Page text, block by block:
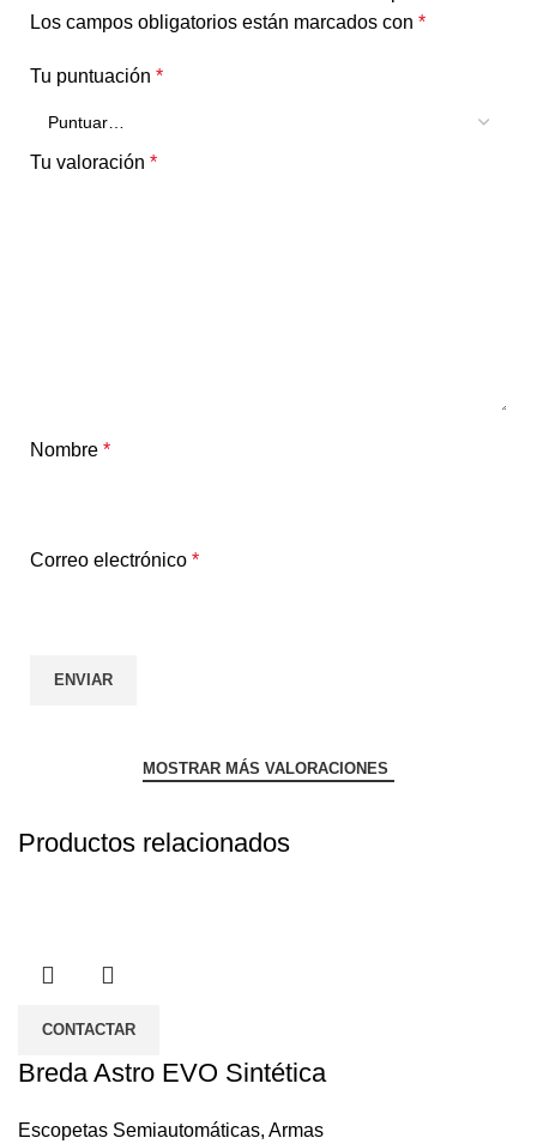
Los campos obligatorios están marcados con *
Tu puntuación *
Tu valoración *
Nombre *
Correo electrónico *
MOSTRAR MÁS VALORACIONES
Productos relacionados
CONTACTAR
Breda Astro EVO Sintética
Escopetas Semiautomáticas, Armas